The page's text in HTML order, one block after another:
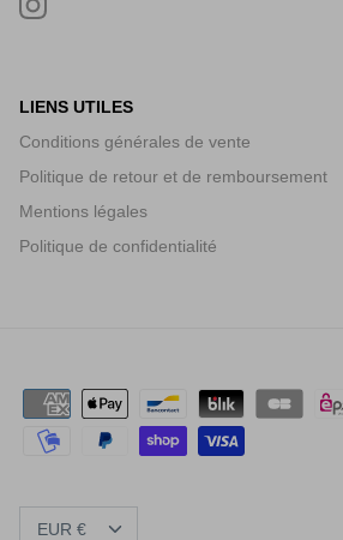
LIENS UTILES
Conditions générales de vente
Politique de retour et de remboursement
Mentions légales
Politique de confidentialité
EUR €